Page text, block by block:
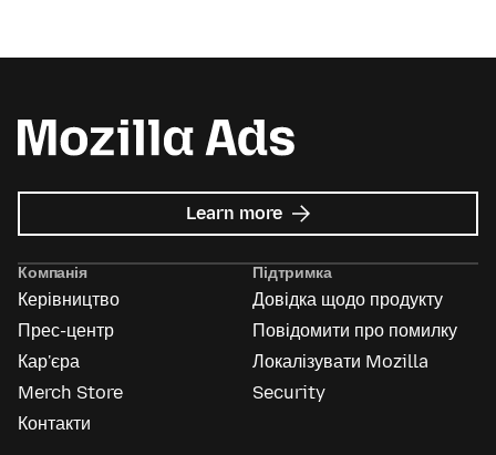
Learn more about
Mozilla
Компанія
Керівництво
Прес-центр
Кар'єра
Merch Store
Контакти
Підтримка
Довідка щодо продукту
Повідомити про помилку
Локалізувати Mozilla
Security